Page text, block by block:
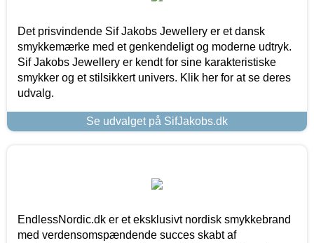
Det prisvindende Sif Jakobs Jewellery er et dansk
smykkemærke med et genkendeligt og moderne udtryk.
Sif Jakobs Jewellery er kendt for sine karakteristiske
smykker og et stilsikkert univers. Klik her for at se deres
udvalg.
Se udvalget på SifJakobs.dk
EndlessNordic.dk er et eksklusivt nordisk smykkebrand
med verdensomspændende succes skabt af